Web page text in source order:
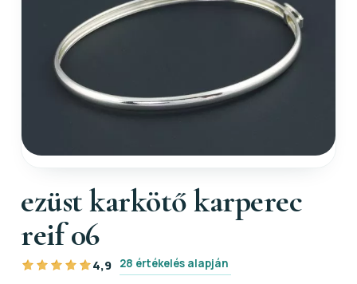
ezüst karkötő karperec
reif 06
4,9 28 értékelés alapján